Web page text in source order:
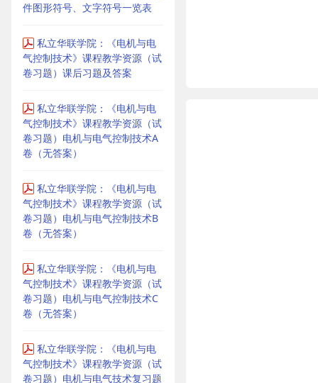
件图形符号、文字符号一览表
私立华联学院：《电机与电
气控制技术》课程教学资源（试
卷习题）课后习题及答案
私立华联学院：《电机与电
气控制技术》课程教学资源（试
卷习题）电机与电气控制技术A
卷（无答案）
私立华联学院：《电机与电
气控制技术》课程教学资源（试
卷习题）电机与电气控制技术B
卷（无答案）
私立华联学院：《电机与电
气控制技术》课程教学资源（试
卷习题）电机与电气控制技术C
卷（无答案）
私立华联学院：《电机与电
气控制技术》课程教学资源（试
卷习题）电机与电气技术复习题